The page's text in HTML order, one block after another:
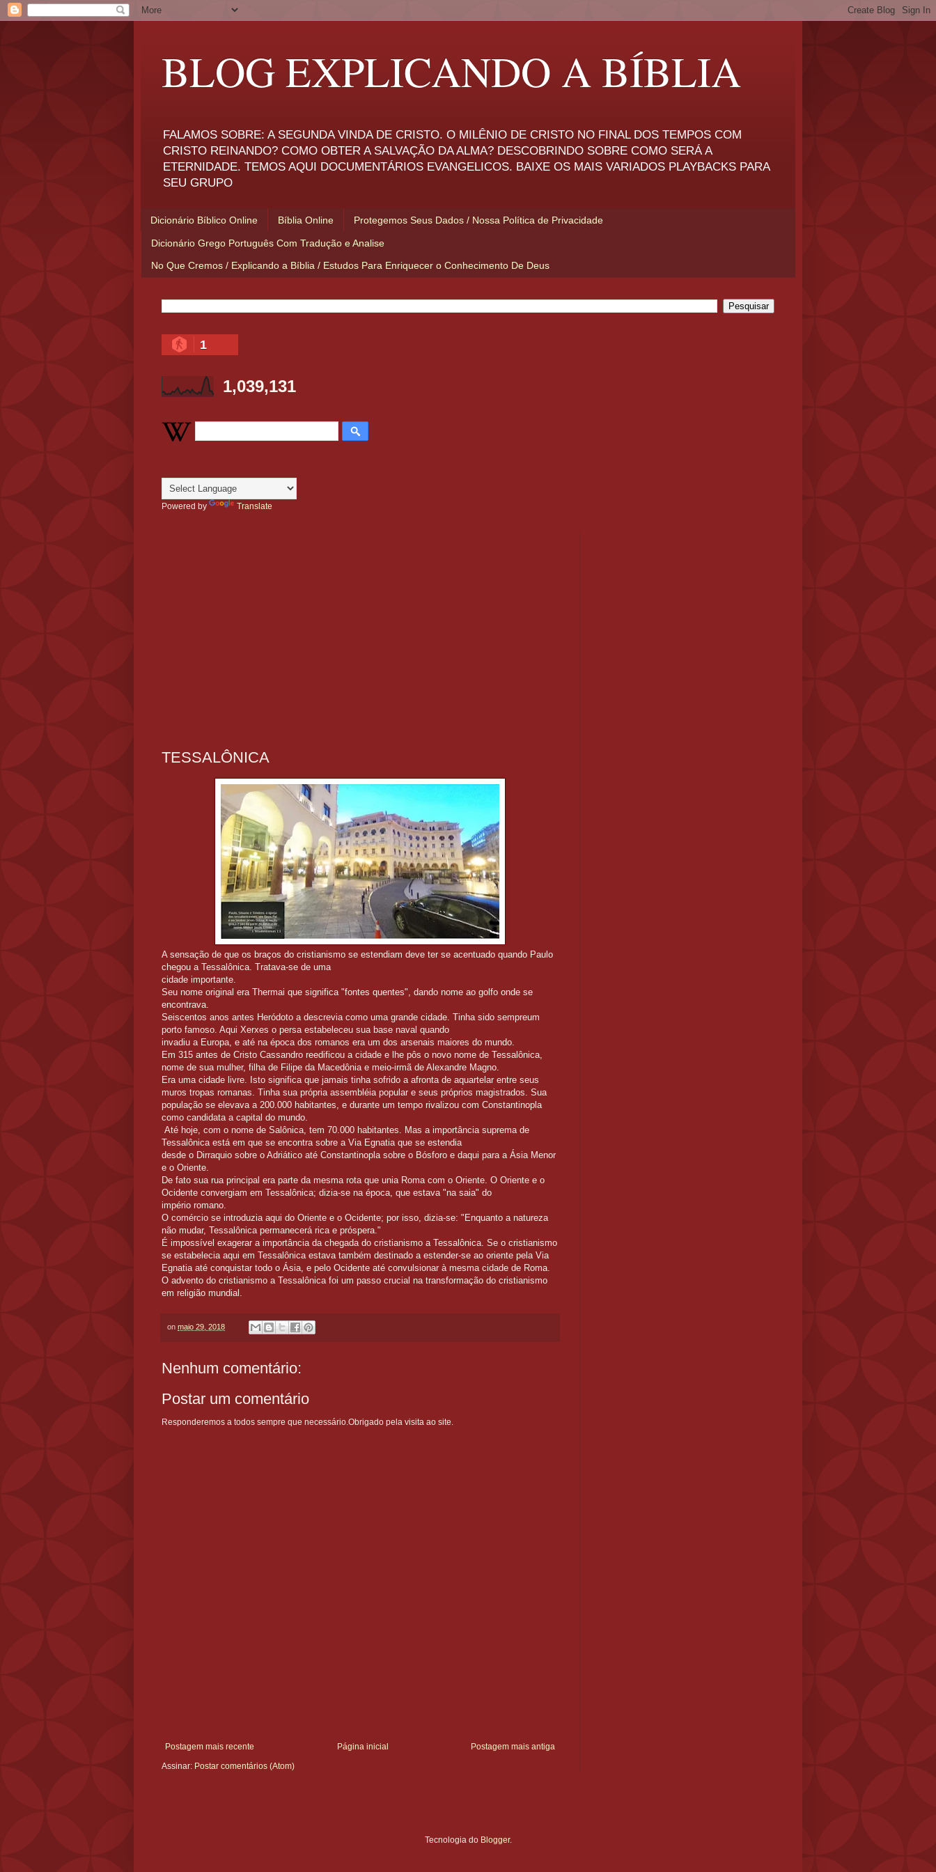
BLOG EXPLICANDO A BÍBLIA
FALAMOS SOBRE: A SEGUNDA VINDA DE CRISTO. O MILÊNIO DE CRISTO NO FINAL DOS TEMPOS COM
CRISTO REINANDO? COMO OBTER A SALVAÇÃO DA ALMA? DESCOBRINDO SOBRE COMO SERÁ A
ETERNIDADE. TEMOS AQUI DOCUMENTÁRIOS EVANGELICOS. BAIXE OS MAIS VARIADOS PLAYBACKS PARA
SEU GRUPO
Dicionário Bíblico Online Bíblia Online Protegemos Seus Dados / Nossa Política de Privacidade
Dicionário Grego Português Com Tradução e Analise
No Que Cremos / Explicando a Bíblia / Estudos Para Enriquecer o Conhecimento De Deus
1
1,039,131
Powered by Translate
TESSALÔNICA
A sensação de que os braços do cristianismo se estendiam deve ter se acentuado quando Paulo
chegou a Tessalônica. Tratava-se de uma
cidade importante.
Seu nome original era Thermai que significa "fontes quentes", dando nome ao golfo onde se
encontrava.
Seiscentos anos antes Heródoto a descrevia como uma grande cidade. Tinha sido sempreum
porto famoso. Aqui Xerxes o persa estabeleceu sua base naval quando
invadiu a Europa, e até na época dos romanos era um dos arsenais maiores do mundo.
Em 315 antes de Cristo Cassandro reedificou a cidade e lhe pôs o novo nome de Tessalônica,
nome de sua mulher, filha de Filipe da Macedônia e meio-irmã de Alexandre Magno.
Era uma cidade livre. Isto significa que jamais tinha sofrido a afronta de aquartelar entre seus
muros tropas romanas. Tinha sua própria assembléia popular e seus próprios magistrados. Sua
população se elevava a 200.000 habitantes, e durante um tempo rivalizou com Constantinopla
como candidata a capital do mundo.
Até hoje, com o nome de Salônica, tem 70.000 habitantes. Mas a importância suprema de
Tessalônica está em que se encontra sobre a Via Egnatia que se estendia
desde o Dirraquio sobre o Adriático até Constantinopla sobre o Bósforo e daqui para a Ásia Menor
e o Oriente.
De fato sua rua principal era parte da mesma rota que unia Roma com o Oriente. O Oriente e o
Ocidente convergiam em Tessalônica; dizia-se na época, que estava "na saia" do
império romano.
O comércio se introduzia aqui do Oriente e o Ocidente; por isso, dizia-se: "Enquanto a natureza
não mudar, Tessalônica permanecerá rica e próspera."
É impossível exagerar a importância da chegada do cristianismo a Tessalônica. Se o cristianismo
se estabelecia aqui em Tessalônica estava também destinado a estender-se ao oriente pela Via
Egnatia até conquistar todo o Ásia, e pelo Ocidente até convulsionar à mesma cidade de Roma.
O advento do cristianismo a Tessalônica foi um passo crucial na transformação do cristianismo
em religião mundial.
on maio 29, 2018
Nenhum comentário:
Postar um comentário
Responderemos a todos sempre que necessário.Obrigado pela visita ao site.
Postagem mais recente Postagem mais antiga
Página inicial
Assinar: Postar comentários (Atom)
Tecnologia do Blogger.